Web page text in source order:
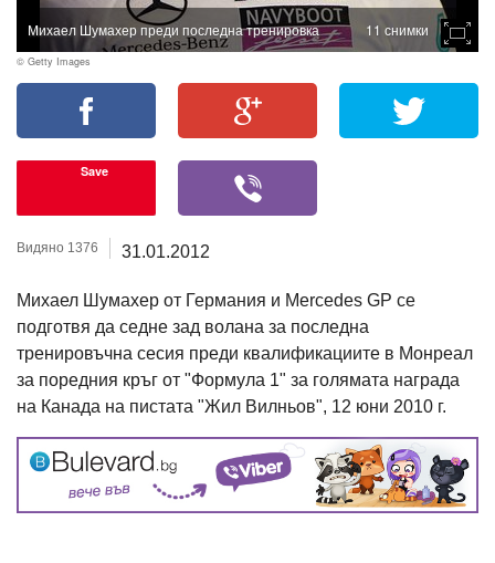
Михаел Шумахер преди последна тренировка 11 снимки
© Getty Images
Save
Видяно 1376 31.01.2012
Михаел Шумахер от Германия и Mercedes GP се
подготвя да седне зад волана за последна
тренировъчна сесия преди квалификациите в Монреал
за поредния кръг от "Формула 1" за голямата награда
на Канада на пистата "Жил Вилньов", 12 юни 2010 г.